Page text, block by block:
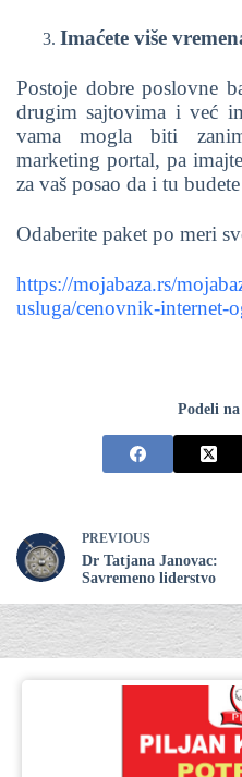
Imaćete više
Postoje dobre poslovne
drugim sajtovima i već
vama mogla biti
marketing portal, pa
za vaš posao da i tu
Odaberite paket po meri
https://mojabaza.rs/
usluga/cenovnik-internet-
Podeli
PREVIOUS
Dr Tatjana Janovac:
Savremeno liderstvo